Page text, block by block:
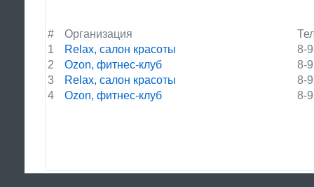
# Организация
1
Relax, салон красоты
8-
2
Ozon, фитнес-клуб
8-
3
Relax, салон красоты
8-
4
Ozon, фитнес-клуб 8-